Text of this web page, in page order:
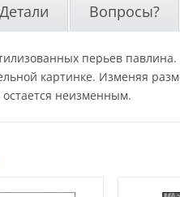
Детали Вопросы?
перьев
картинке. Изменяя
неизменным.